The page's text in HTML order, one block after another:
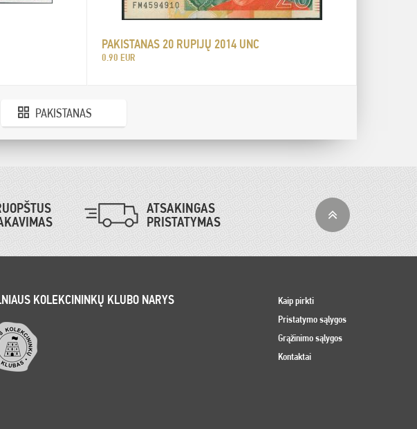
PAKISTANAS 20 RUPIJŲ 2014 UNC
0.90 EUR
PAKISTANAS
ATSAKINGAS
PRISTATYMAS
KOLEKCININKŲ KLUBO NARYS
Kaip pirkti
Pristatymo sąlygos
Grąžinimo sąlygos
Kontaktai